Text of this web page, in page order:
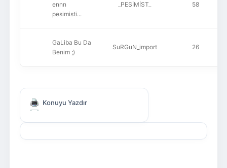
ennn
pesimisti...
_PESİMİST_ 58
GaLiba Bu Da
Benim ;)
SuRGuN_import 26
Konuyu Yazdır